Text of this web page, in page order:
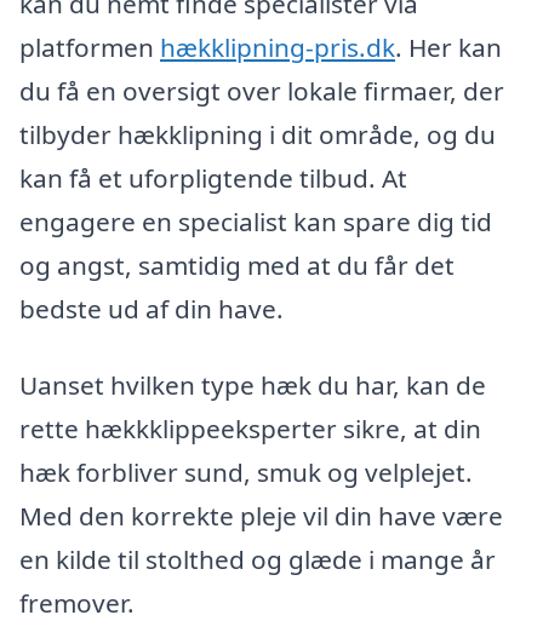
platformen hækklipning-pris.dk. Her kan
du få en oversigt over lokale firmaer, der
tilbyder hækklipning i dit område, og du
kan få et uforpligtende tilbud. At
engagere en specialist kan spare dig tid
og angst, samtidig med at du får det
bedste ud af din have.
Uanset hvilken type hæk du har, kan de
rette hækkklippeeksperter sikre, at din
hæk forbliver sund, smuk og velplejet.
Med den korrekte pleje vil din have være
en kilde til stolthed og glæde i mange år
fremover.